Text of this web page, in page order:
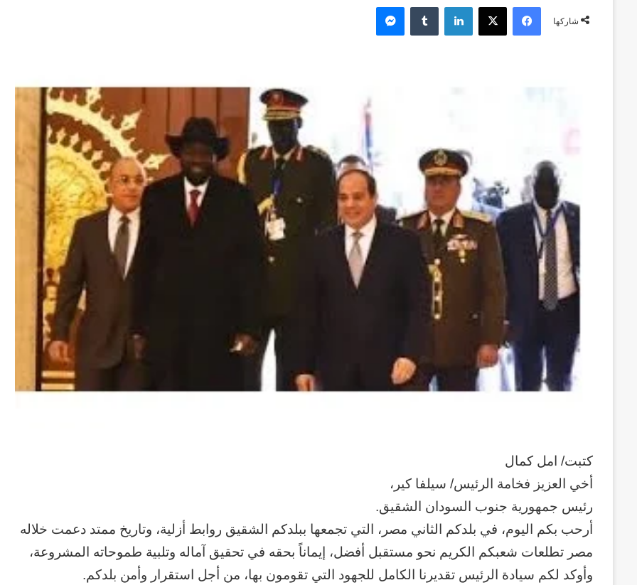
إلكترونيا
شاركها
فيسبوك‫X لينكدإن
‏Tumblr ماسنجر
كتبت/ امل كمال
أخي العزيز فخامة الرئيس/ سيلفا كير،
رئيس جمهورية جنوب السودان الشقيق.
أرحب بكم اليوم، في بلدكم الثاني مصر، التي تجمعها ببلدكم الشقيق روابط أزلية، وتاريخ ممتد دعمت خلاله
مصر تطلعات شعبكم الكريم نحو مستقبل أفضل، إيماناً بحقه في تحقيق آماله وتلبية طموحاته المشروعة،
وأوكد لكم سيادة الرئيس تقديرنا الكامل للجهود التي تقومون بها، من أجل استقرار وأمن بلدكم.